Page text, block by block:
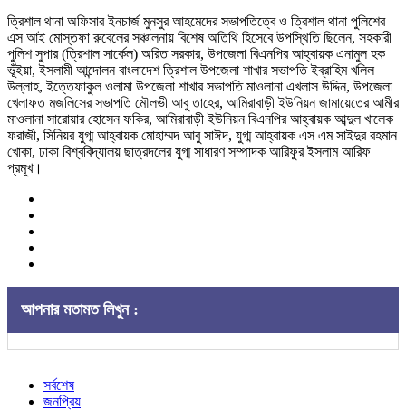
ত্রিশাল থানা অফিসার ইনচার্জ মুনসুর আহমেদের সভাপতিত্বে ও ত্রিশাল থানা পুলিশের
এস আই মোস্তফা রুবেলের সঞ্চালনায় বিশেষ অতিথি হিসেবে উপস্থিতি ছিলেন, সহকারী
পুলিশ সুপার (ত্রিশাল সার্কেল) অরিত সরকার, উপজেলা বিএনপির আহ্বায়ক এনামুল হক
ভূঁইয়া, ইসলামী আন্দোলন বাংলাদেশ ত্রিশাল উপজেলা শাখার সভাপতি ইব্রাহিম খলিল
উল্লাহ, ইত্তেফাকুল ওলামা উপজেলা শাখার সভাপতি মাওলানা এখলাস উদ্দিন, উপজেলা
খেলাফত মজলিসের সভাপতি মৌলভী আবু তাহের, আমিরাবাড়ী ইউনিয়ন জামায়েতের আমীর
মাওলানা সারোয়ার হোসেন ফকির, আমিরাবাড়ী ইউনিয়ন বিএনপির আহ্বায়ক আব্দুল খালেক
ফরাজী, সিনিয়র যুগ্ম আহ্বায়ক মোহাম্মদ আবু সাঈদ, যুগ্ম আহ্বায়ক এস এম সাইদুর রহমান
খোকা, ঢাকা বিশ্ববিদ্যালয় ছাত্রদলের যুগ্ম সাধারণ সম্পাদক আরিফুর ইসলাম আরিফ
প্রমূখ।
আপনার মতামত লিখুন :
সর্বশেষ
জনপ্রিয়